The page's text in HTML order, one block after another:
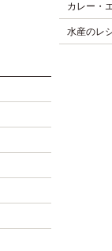
カレー・
水産のレ